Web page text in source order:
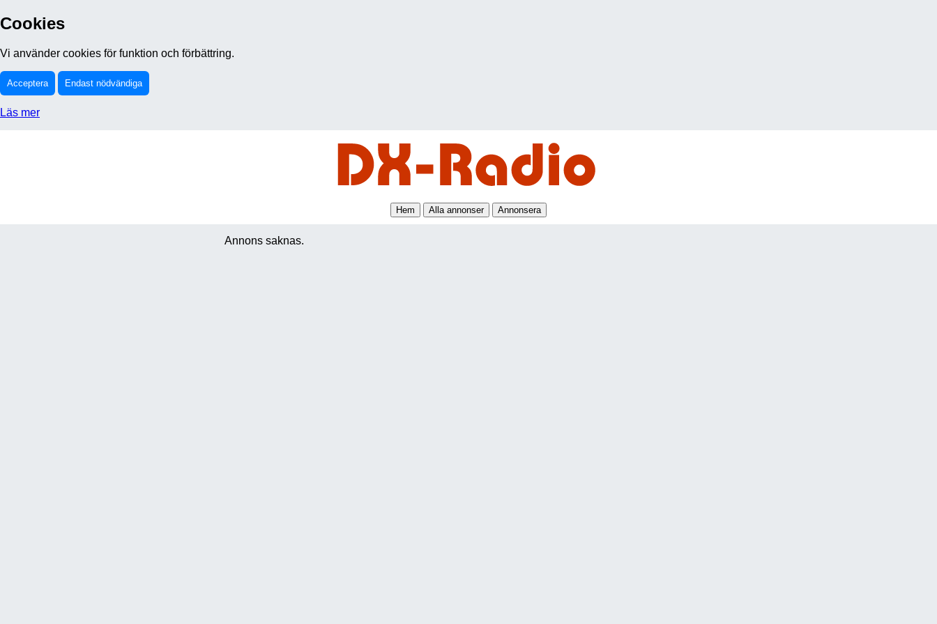
Cookies
Vi använder cookies för funktion och förbättring.
Acceptera Endast nödvändiga
Läs mer
Hem Alla annonser Annonsera
Annons saknas.